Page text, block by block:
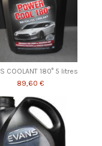
COOLANT 180° 5 litres
89,60 €